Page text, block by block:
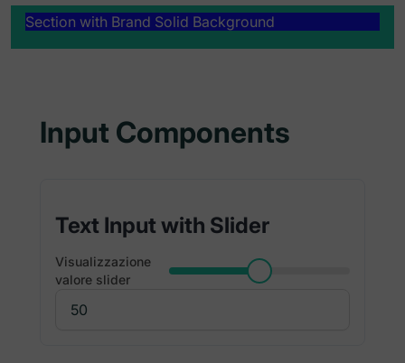
Section with Brand Solid Background
Input Components
Text Input with Slider
Visualizzazione
valore slider